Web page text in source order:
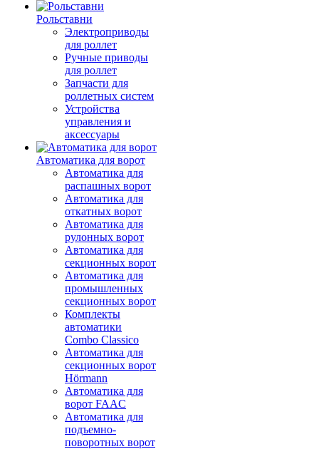
Рольставни
Электроприводы
для роллет
Ручные приводы
для роллет
Запчасти для
роллетных систем
Устройства
управления и
аксессуары
Автоматика для ворот
Автоматика для
распашных ворот
Автоматика для
откатных ворот
Автоматика для
рулонных ворот
Автоматика для
секционных ворот
Автоматика для
промышленных
секционных ворот
Комплекты
автоматики
Combo Classico
Автоматика для
секционных ворот
Hörmann
Автоматика для
ворот FAAC
Автоматика для
подъемно-
поворотных ворот